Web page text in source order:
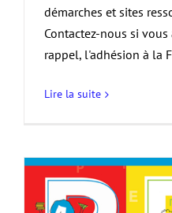
démarches et sites
Contactez-nous si
rappel, l'adhésion à la
Lire la suite